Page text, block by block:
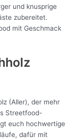
und knusprige
zubereitet.
mit Geschmack
(Aller), der mehr
Streetfood-
euch hochwertige
dafür mit